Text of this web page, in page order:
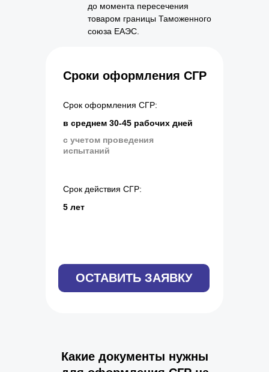
Сроки оформления СГР
до момента пересечения
товаром границы Таможенного
союза ЕАЭС.
Срок оформления СГР:
в среднем 30-45 рабочих дней
с учетом проведения
испытаний
Срок действия СГР:
5 лет
ОСТАВИТЬ ЗАЯВКУ
Какие документы нужны